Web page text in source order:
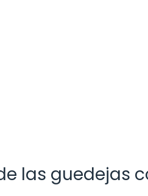
las guedejas